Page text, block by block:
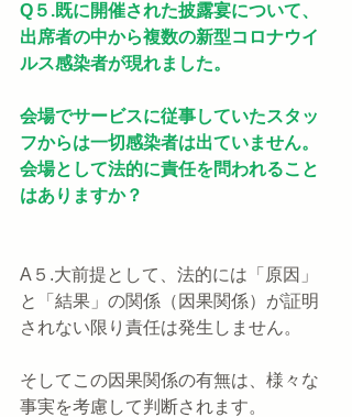
Q５.既に開催された披露宴について、
出席者の中から複数の新型コロナウイ
ルス感染者が現れました。
会場でサービスに従事していたスタッ
フからは一切感染者は出ていません。
会場として法的に責任を問われること
はありますか？
A５.大前提として、法的には「原因」
と「結果」の関係（因果関係）が証明
されない限り責任は発生しません。
そしてこの因果関係の有無は、様々な
事実を考慮して判断されます。